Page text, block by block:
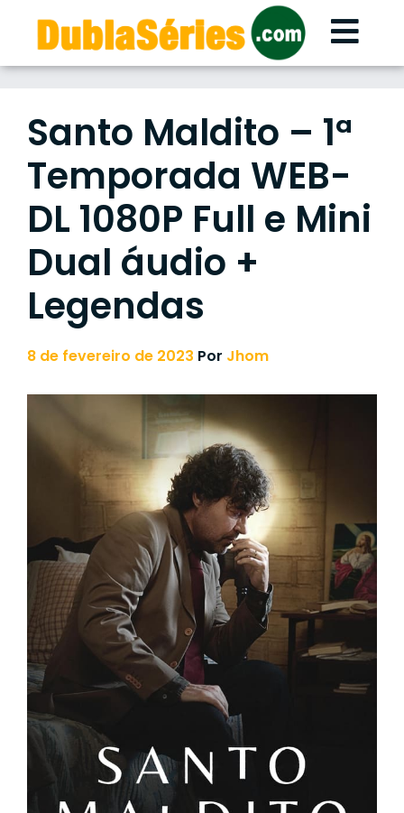
content
Santo Maldito – 1ª
Temporada WEB-
DL 1080P Full e Mini
Dual áudio +
Legendas
8 de fevereiro de 2023 Por Jhom